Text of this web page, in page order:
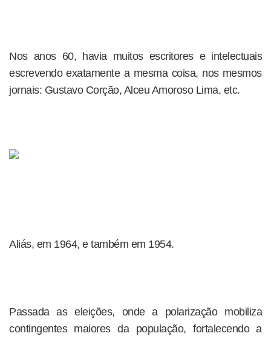
Nos anos 60, havia muitos escritores e intelectuais
escrevendo exatamente a mesma coisa, nos mesmos
jornais: Gustavo Corção, Alceu Amoroso Lima, etc.
Aliás, em 1964, e também em 1954.
Passada as eleições, onde a polarização mobiliza
contingentes maiores da população, fortalecendo a